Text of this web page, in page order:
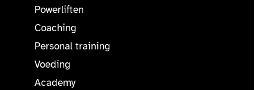
Powerliften
Coaching
Personal training
Voeding
Academy